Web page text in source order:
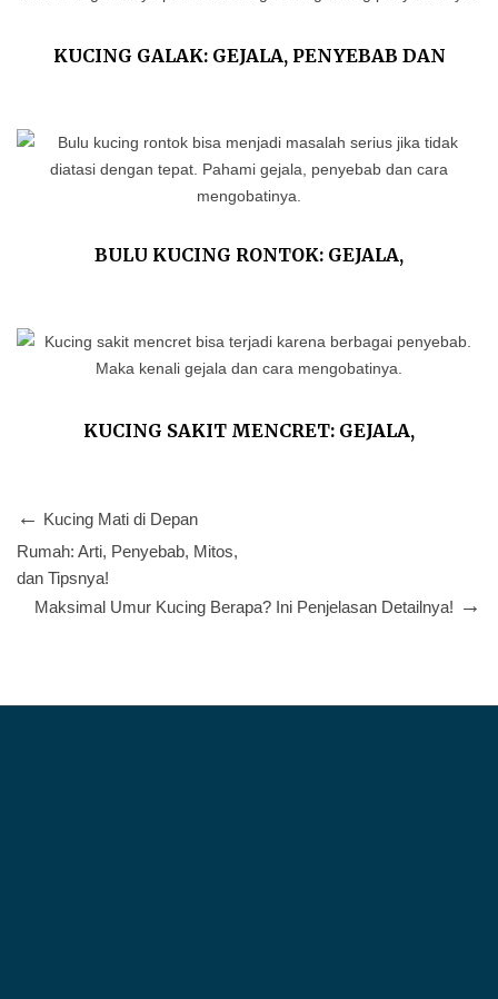
KUCING GALAK: GEJALA, PENYEBAB DAN
BULU KUCING RONTOK: GEJALA,
KUCING SAKIT MENCRET: GEJALA,
Kucing Mati di Depan
Rumah: Arti, Penyebab, Mitos,
dan Tipsnya!
Maksimal Umur Kucing Berapa? Ini Penjelasan Detailnya!